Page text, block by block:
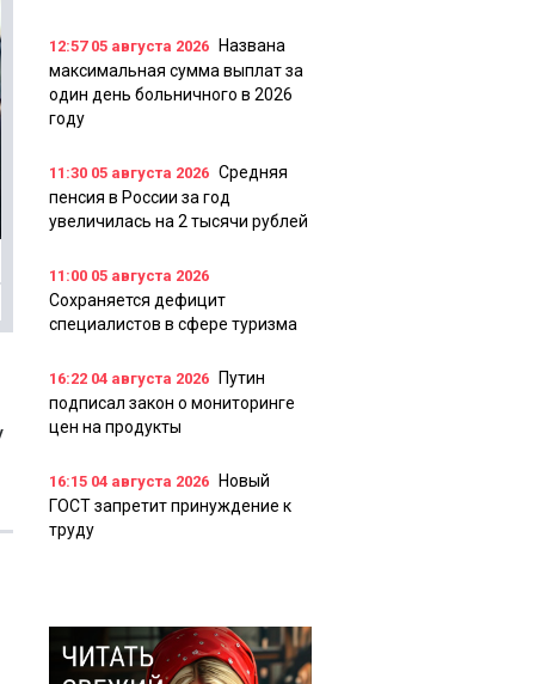
12:5705 августа 2026
Названа
максимальная сумма выплат за
один день больничного в 2026
году
11:30 05 августа 2026 Средняя
пенсия в России за год
увеличилась на 2 тысячи рублей
11:00 05 августа 2026
Сохраняется дефицит
специалистов в сфере туризма
16:22 04 августа 2026
Путин
подписал закон о мониторинге
цен на продукты
16:15 04 августа 2026
Новый
ГОСТ запретит принуждение к
труду